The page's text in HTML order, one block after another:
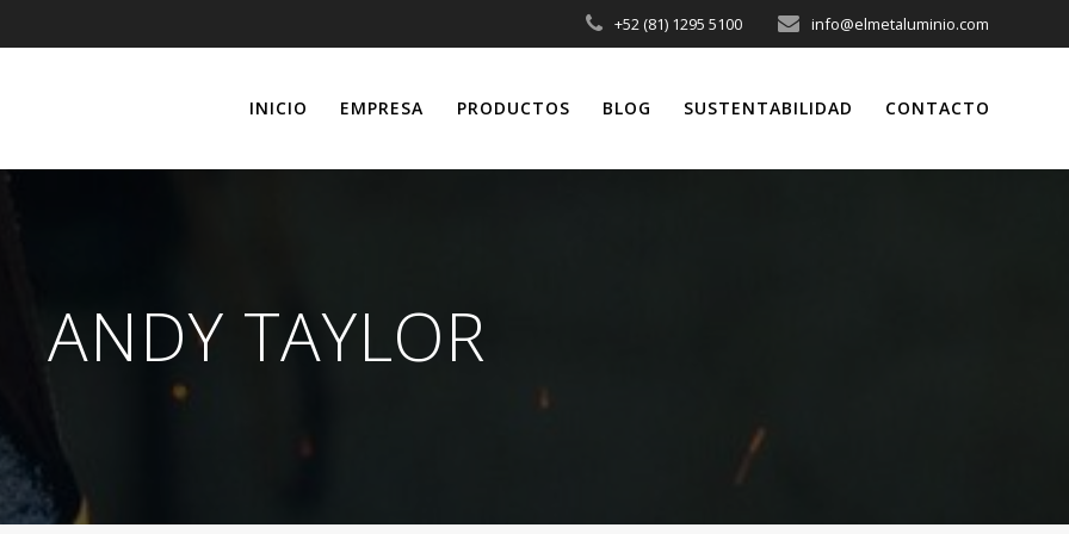
+52 (81) 1295 5100 info@elmetaluminio.com
INICIO EMPRESA PRODUCTOS BLOG SUSTENTABILIDAD CONTACTO
ANDY TAYLOR